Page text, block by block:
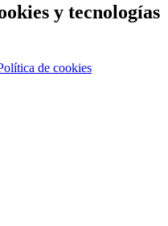
y tecnologías
de cookies